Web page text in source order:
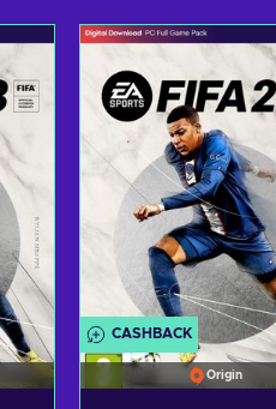
Aggiungi al
Visualizza
CASHBACK
Origin